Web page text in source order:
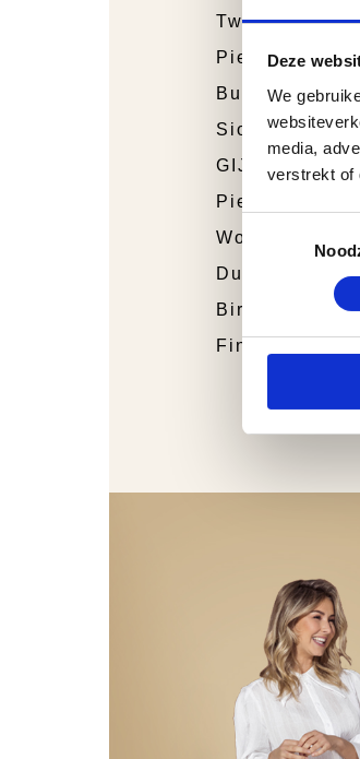
Deze
We
media,
verstrekt of
Twins
Piedro Sport
Bunnies
Sioux
GIJS
Piedro
Wolky
Durea
Birkenstock
Finn Comfort